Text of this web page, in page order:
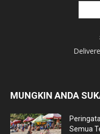
MUNGKIN ANDA
Semua